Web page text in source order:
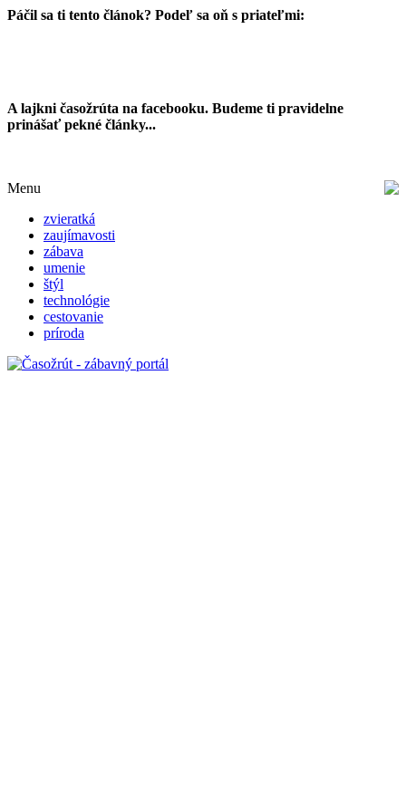
Páčil sa ti tento článok? Podeľ sa oň s priateľmi:
A lajkni časožrúta na facebooku. Budeme ti pravidelne
prinášať pekné články...
Menu
zvieratká
zaujímavosti
zábava
umenie
štýl
technológie
cestovanie
príroda